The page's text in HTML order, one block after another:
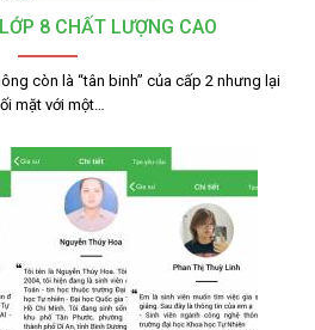
8 CHẤT LƯỢNG CAO
còn là “tân binh” của cấp 2 nhưng lại
mặt với một…